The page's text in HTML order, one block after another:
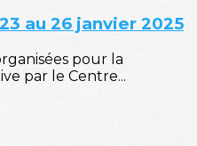
au 26 janvier 2025
pour la
par le Centre...